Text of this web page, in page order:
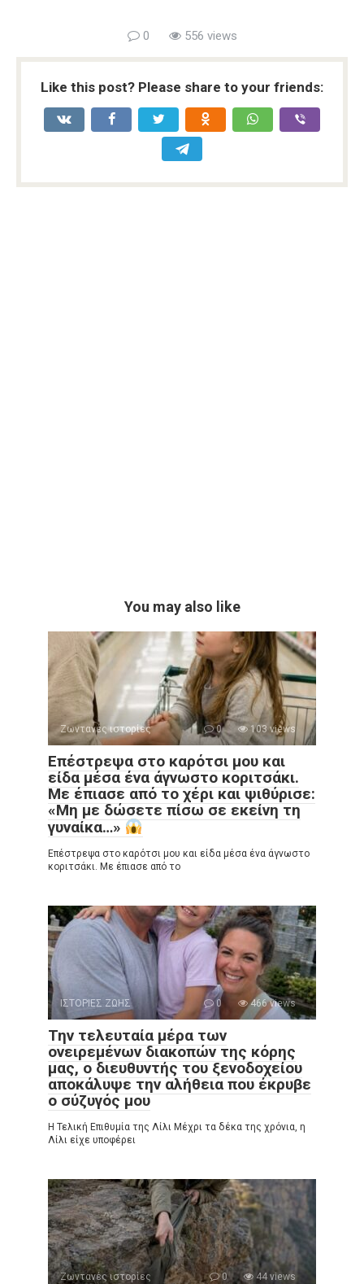
0 556 views
Like this post? Please share to your friends:
You may also like
Ζωντανές ιστορίες 0 103 views
Επέστρεψα στο καρότσι μου και
είδα μέσα ένα άγνωστο κοριτσάκι.
Με έπιασε από το χέρι και ψιθύρισε:
«Μη με δώσετε πίσω σε εκείνη τη
γυναίκα…»
Επέστρεψα στο καρότσι μου και είδα μέσα ένα άγνωστο
κοριτσάκι. Με έπιασε από το
ΙΣΤΟΡΙΕΣ ΖΩΗΣ 0 466 views
Την τελευταία μέρα των
ονειρεμένων διακοπών της κόρης
μας, ο διευθυντής του ξενοδοχείου
αποκάλυψε την αλήθεια που έκρυβε
ο σύζυγός μου
Η Τελική Επιθυμία της Λίλι Μέχρι τα δέκα της χρόνια, η
Λίλι είχε υποφέρει
Ζωντανές ιστορίες 0 44 views